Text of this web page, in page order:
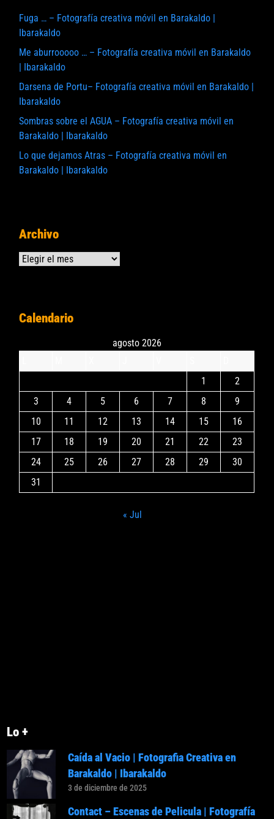
Fuga … – Fotografía creativa móvil en Barakaldo |
Ibarakaldo
Me aburrooooo … – Fotografía creativa móvil en Barakaldo
| Ibarakaldo
Darsena de Portu– Fotografía creativa móvil en Barakaldo |
Ibarakaldo
Sombras sobre el AGUA – Fotografía creativa móvil en
Barakaldo | Ibarakaldo
Lo que dejamos Atras – Fotografía creativa móvil en
Barakaldo | Ibarakaldo
Archivo
Archivos
Calendario
agosto 2026
1
2
3
4 5 6 7 8
9
10
11 12 13 14 15
16
17
18 19 20 21 22
23
24
25 26 27 28 29
30
31
« Jul
Lo +
Caída al Vacio | Fotografia Creativa en
Barakaldo | Ibarakaldo
3 de diciembre de 2025
Contact – Escenas de Pelicula | Fotografía